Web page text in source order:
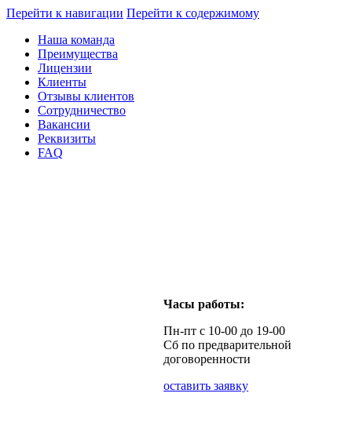
Перейти к навигации Перейти к содержимому
Наша команда
Преимущества
Лицензии
Клиенты
Отзывы клиентов
Сотрудничество
Вакансии
Реквизиты
FAQ
Часы работы:
Пн-пт с 10-00 до 19-00
Сб по предварительной
договоренности
оставить заявку